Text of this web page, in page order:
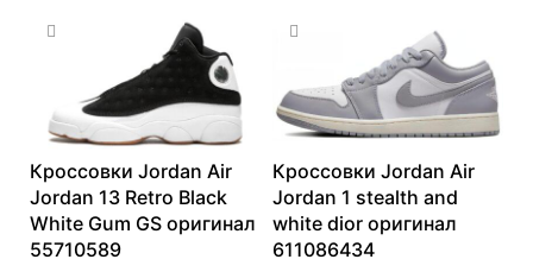
Кроссовки Jordan Air
Jordan 13 Retro Black
White Gum GS оригинал
55710589
Кроссовки Jordan Air
Jordan 1 stealth and
white dior оригинал
611086434